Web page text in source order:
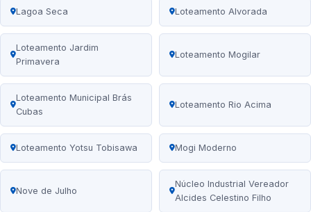
Lagoa Seca Loteamento Alvorada
Loteamento Jardim
Primavera
Loteamento Mogilar
Loteamento Municipal Brás
Cubas
Loteamento Rio Acima
Loteamento Yotsu Tobisawa Mogi Moderno
Nove de Julho
Núcleo Industrial Vereador
Alcides Celestino Filho